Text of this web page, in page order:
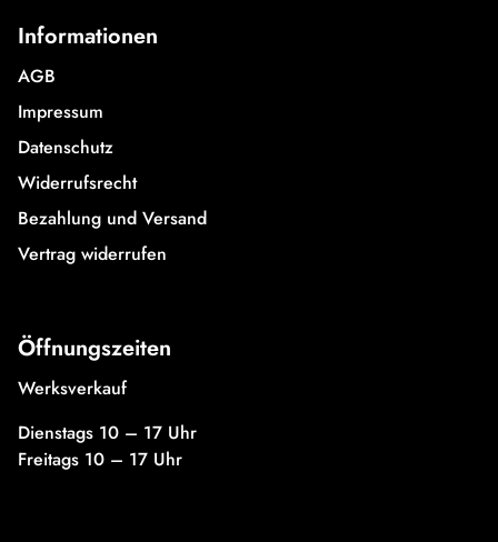
Informationen
AGB
Impressum
Datenschutz
Widerrufsrecht
Bezahlung und Versand
Vertrag widerrufen
Öffnungszeiten
Werksverkauf
Dienstags 10 – 17 Uhr
Freitags 10 – 17 Uhr